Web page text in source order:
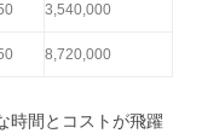
3,540,000
8,720,000
時間とコストが飛躍